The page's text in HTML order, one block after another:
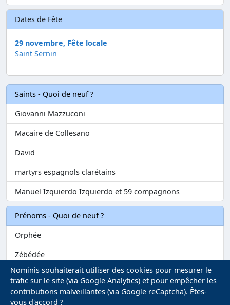
Dates de Fête
29 novembre, Fête locale
Saint Sernin
Saints - Quoi de neuf ?
Giovanni Mazzuconi
Macaire de Collesano
David
martyrs espagnols clarétains
Manuel Izquierdo Izquierdo et 59 compagnons
Prénoms - Quoi de neuf ?
Orphée
Zébédée
Melvil
Matilin
Nominis souhaiterait utiliser des cookies pour mesurer le
trafic sur le site (via Google Analytics) et pour empêcher les
contributions malveillantes (via Google reCaptcha). Êtes-
vous d'accord ?